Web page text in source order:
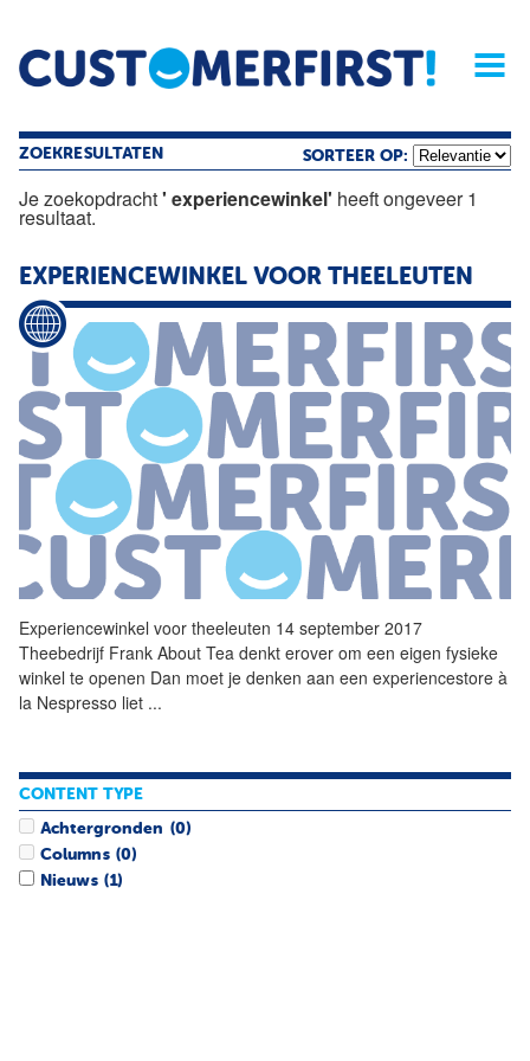
Home Opinie Archief
Magazine
ZOEKRESULTATEN SORTEER OP:
Je zoekopdracht' experiencewinkel' heeft ongeveer 1
resultaat.
EXPERIENCEWINKEL VOOR THEELEUTEN
Experiencewinkel voor theeleuten 14 september 2017
Theebedrijf Frank About Tea denkt erover om een eigen fysieke
winkel te openen Dan moet je denken aan een experiencestore à
la Nespresso liet ...
CONTENT TYPE
Achtergronden (0)
Columns (0)
Nieuws (1)